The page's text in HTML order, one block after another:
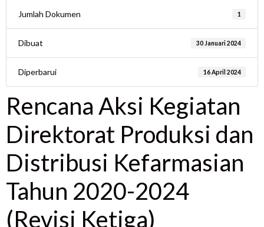
Jumlah Dokumen 1
Dibuat 30 Januari 2024
Diperbarui 16 April 2024
Rencana Aksi Kegiatan
Direktorat Produksi dan
Distribusi Kefarmasian
Tahun 2020-2024
(Revisi Ketiga)